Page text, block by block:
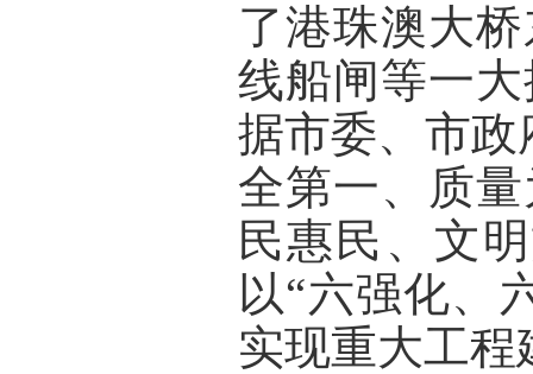
了港珠澳大
线船闸等一
据市委、市政
全第一、质
民惠民、文
以“六强化、
实现重大工